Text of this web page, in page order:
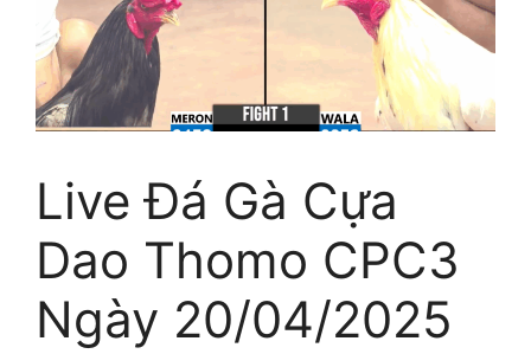
Live Đá Gà Cựa
Dao Thomo CPC3
Ngày 20/04/2025